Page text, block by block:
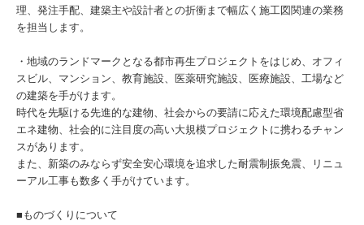
理、発注手配、建築主や設計者との折衝まで幅広く施工図関連の業務
を担当します。
・地域のランドマークとなる都市再生プロジェクトをはじめ、オフィ
スビル、マンション、教育施設、医薬研究施設、医療施設、工場など
の建築を手がけます。
時代を先駆ける先進的な建物、社会からの要請に応えた環境配慮型省
エネ建物、社会的に注目度の高い大規模プロジェクトに携わるチャン
スがあります。
また、新築のみならず安全安心環境を追求した耐震制振免震、リニュ
ーアル工事も数多く手がけています。
■ものづくりについて